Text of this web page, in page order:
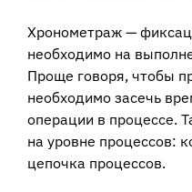
Хронометраж —
необходимо на
Проще говоря, чтобы
необходимо засечь
операции в процессе.
на уровне процессов:
цепочка процессов.